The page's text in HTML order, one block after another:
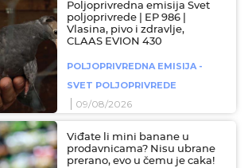
Poljoprivredna emisija Svet
poljoprivrede | EP 986 |
Vlasina, pivo i zdravlje,
CLAAS EVION 430
POLJOPRIVREDNA EMISIJA -
SVET POLJOPRIVREDE
09/08/2026
Viđate li mini banane u
prodavnicama? Nisu ubrane
prerano, evo u čemu je caka!